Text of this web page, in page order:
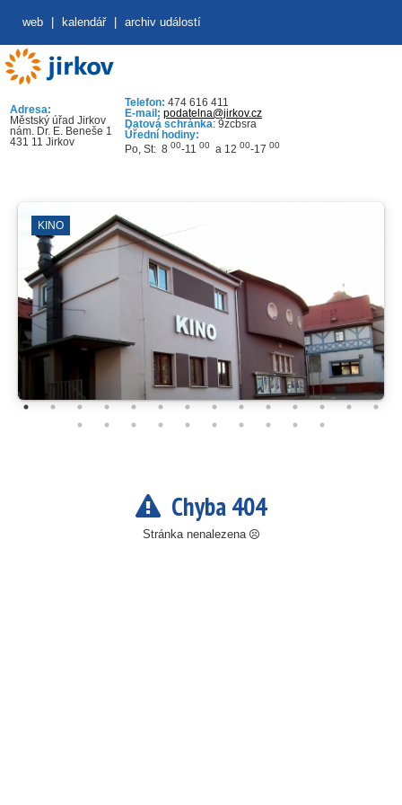
web kalendář archiv událostí
Adresa:
Městský úřad Jirkov
nám. Dr. E. Beneše 1
431 11 Jirkov
Telefon: 474 616 411
E-mail: podatelna@jirkov.cz
Datová schránka: 9zcbsra
Úřední hodiny:
Po, St: 8 00-11 00 a 12 00-17 00
KINO
Chyba 404
Stránka nenalezena